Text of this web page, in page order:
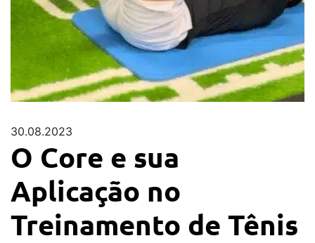
30.08.2023
O Core e sua
Aplicação no
Treinamento de Tênis